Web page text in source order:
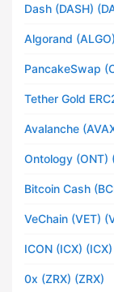
Dash (DASH)
Algorand
PancakeSwap
Tether Gold
Avalanche
Ontology (ONT)
Bitcoin Cash
VeChain (VET)
ICON (ICX) (ICX)
0x (ZRX) (ZRX)